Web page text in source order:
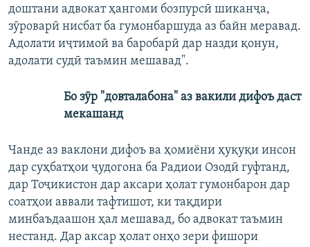
доштани адвокат ҳангоми бозпурсӣ шиканҷа,
зӯроварӣ нисбат ба гумонбаршуда аз байн меравад.
Адолати иҷтимоӣ ва баробарӣ дар назди қонун,
адолати судӣ таъмин мешавад".
Бо зӯр "довталабона" аз вакили дифоъ даст
мекашанд
Чанде аз ваклони дифоъ ва ҳомиёни ҳуқуқи инсон
дар суҳбатҳои ҷудогона ба Радиои Озодӣ гуфтанд,
дар Тоҷикистон дар аксари ҳолат гумонбарон дар
соатҳои аввали тафтишот, ки тақдири
минбаъдаашон ҳал мешавад, бо адвокат таъмин
нестанд. Дар аксар ҳолат онҳо зери фишори